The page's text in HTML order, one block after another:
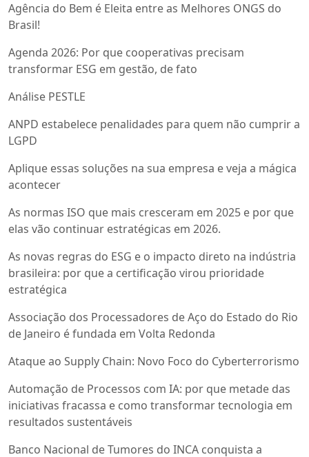
Agência do Bem é Eleita entre as Melhores ONGS do
Brasil!
Agenda 2026: Por que cooperativas precisam
transformar ESG em gestão, de fato
Análise PESTLE
ANPD estabelece penalidades para quem não cumprir a
LGPD
Aplique essas soluções na sua empresa e veja a mágica
acontecer
As normas ISO que mais cresceram em 2025 e por que
elas vão continuar estratégicas em 2026.
As novas regras do ESG e o impacto direto na indústria
brasileira: por que a certificação virou prioridade
estratégica
Associação dos Processadores de Aço do Estado do Rio
de Janeiro é fundada em Volta Redonda
Ataque ao Supply Chain: Novo Foco do Cyberterrorismo
Automação de Processos com IA: por que metade das
iniciativas fracassa e como transformar tecnologia em
resultados sustentáveis
Banco Nacional de Tumores do INCA conquista a